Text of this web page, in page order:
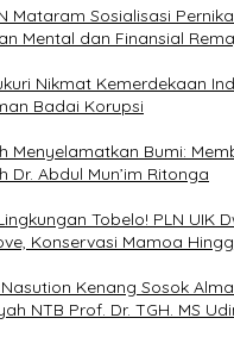
Mataram Sosialisasi
Mental dan Finansial
Nikmat Kemerdekaan
Badai Korupsi
Menyelamatkan Bumi:
Dr. Abdul Mun’im Ritonga
Tobelo! PLN UIK
Konservasi Mamoa
Kenang Sosok
NTB Prof. Dr. TGH. MS